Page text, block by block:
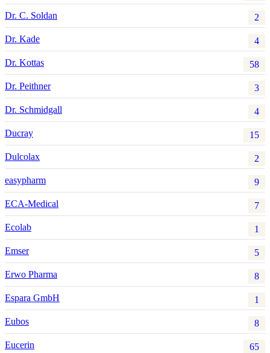
Dr. C. Soldan 2
Dr. Kade 4
Dr. Kottas 58
Dr. Peithner 3
Dr. Schmidgall 4
Ducray 15
Dulcolax 2
easypharm 9
ECA-Medical 7
Ecolab 1
Emser 5
Erwo Pharma 8
Espara GmbH 1
Eubos 8
Eucerin 65